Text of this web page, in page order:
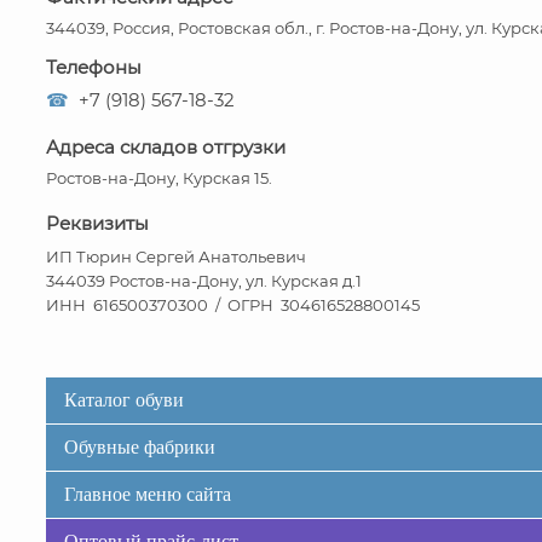
344039, Россия, Ростовская обл., г. Ростов-на-Дону, ул.
Телефоны
☎ +7 (918) 567-18-32
Адреса складов отгрузки
Ростов-на-Дону, Курская 15.
Реквизиты
ИП Тюрин Сергей Анатольевич
344039 Ростов-на-Дону, ул. Курская д.1
ИНН 616500370300 / ОГРН 304616528800145
Каталог обуви
Обувные фабрики
Главное меню сайта